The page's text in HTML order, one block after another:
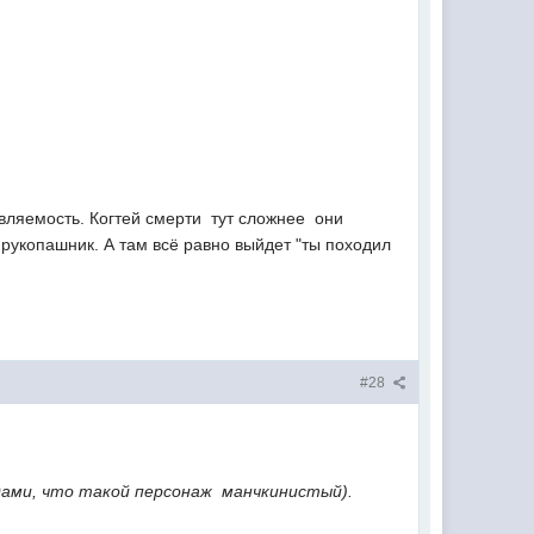
Когтей смерти  тут сложнее  они
А там всё равно выйдет "ты походил 
#28
что такой персонаж  манчкинистый).